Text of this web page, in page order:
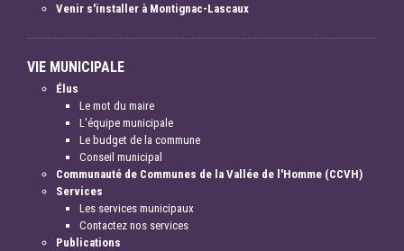
Venir s'installer à Montignac-Lascaux
VIE MUNICIPALE
Élus
Le mot du maire
L'équipe municipale
Le budget de la commune
Conseil municipal
Communauté de Communes de la Vallée de l'Homme (CCVH)
Services
Les services municipaux
Contactez nos services
Publications